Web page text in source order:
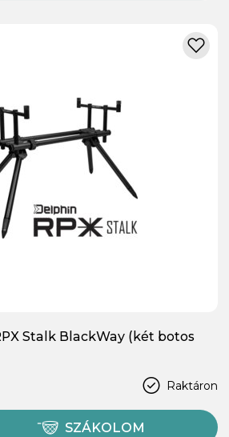
Stalk BlackWay (két botos
Raktáron
SZÁKOLOM